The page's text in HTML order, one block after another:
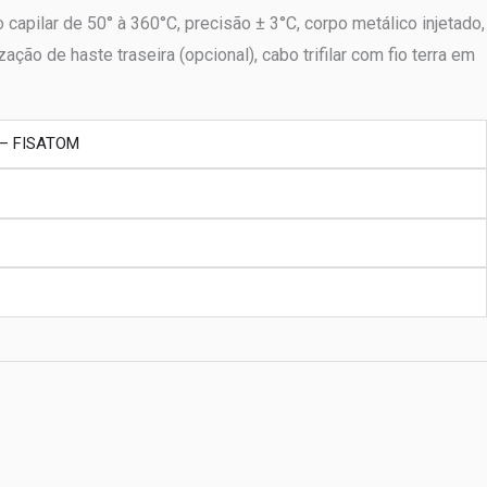
de 50° à 360°C, precisão ± 3°C, corpo metálico injetado,
de haste traseira (opcional), cabo trifilar com fio terra em